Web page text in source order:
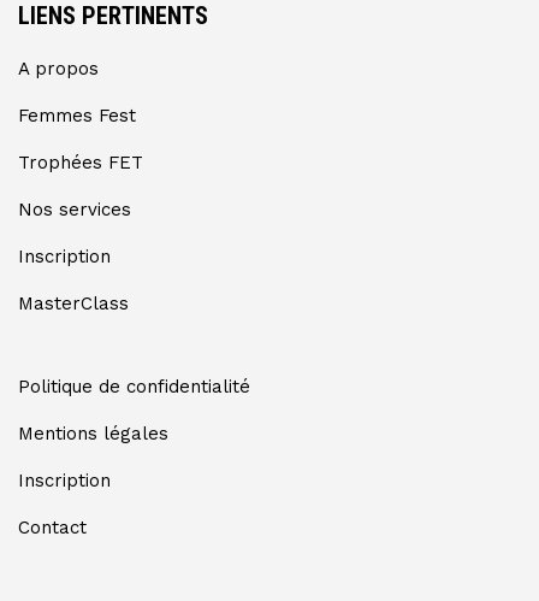
LIENS PERTINENTS
A propos
Femmes Fest
Trophées FET
Nos services
Inscription
MasterClass
Politique de confidentialité
Mentions légales
Inscription
Contact